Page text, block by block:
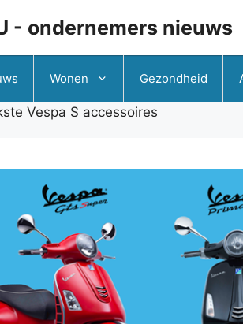
- ondernemers nieuws
Wonen Gezondheid
Vespa S accessoires